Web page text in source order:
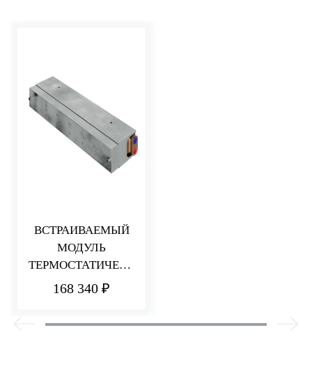
ВСТРАИВАЕМЫЙ
МОДУЛЬ
ТЕРМОСТАТИЧЕСК
ОГО СМЕСИТЕЛЯ
168 340 ₽